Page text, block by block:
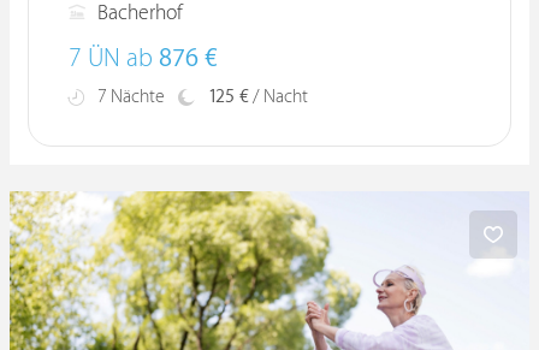
Bacherhof
7 ÜN ab 876 €
7 Nächte 125 €/ Nacht